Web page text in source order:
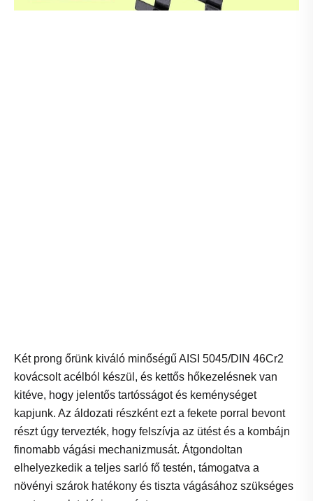
Két prong őrünk kiváló minőségű AISI 5045/DIN 46Cr2
kovácsolt acélból készül, és kettős hőkezelésnek van
kitéve, hogy jelentős tartósságot és keménységet
kapjunk. Az áldozati részként ezt a fekete porral bevont
részt úgy tervezték, hogy felszívja az ütést és a kombájn
finomabb vágási mechanizmusát. Átgondoltan
elhelyezkedik a teljes sarló fő testén, támogatva a
növényi szárok hatékony és tiszta vágásához szükséges